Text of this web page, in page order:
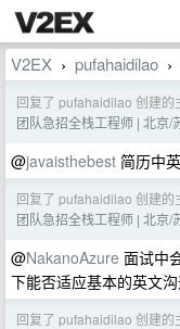
V2EX › pufahaidilao ›
回复了 pufahaidilao 创建的
团队急招全栈工程师 | 北京/
@javaisthebest 简历中
回复了 pufahaidilao 创建的
团队急招全栈工程师 | 北京/
@NakanoAzure 面试中
下能否适应基本的英文
回复了 pufahaidilao 创建的